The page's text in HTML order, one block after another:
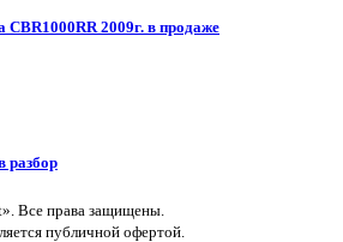
CBR1000RR 2009г. в продаже
разбор
Все права защищены.
публичной офертой.